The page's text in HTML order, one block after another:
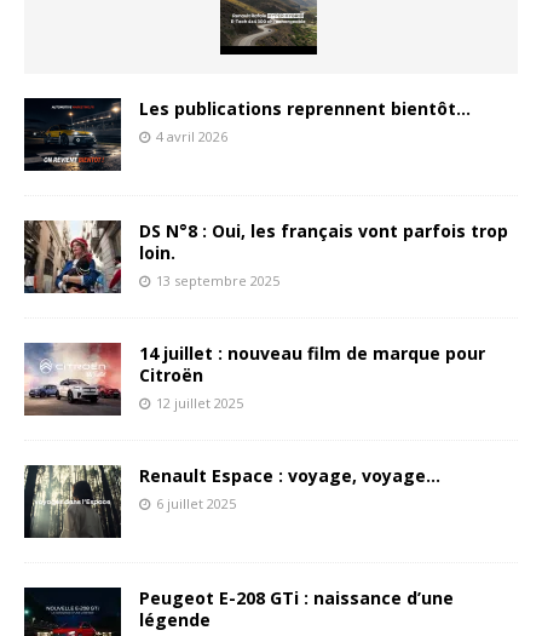
Les publications reprennent bientôt…
4 avril 2026
DS N°8 : Oui, les français vont parfois trop
loin.
13 septembre 2025
14 juillet : nouveau film de marque pour
Citroën
12 juillet 2025
Renault Espace : voyage, voyage…
6 juillet 2025
Peugeot E-208 GTi : naissance d’une
légende